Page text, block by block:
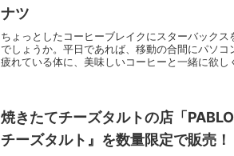
ナツ
ちょっとしたコーヒーブレイクにスターバック
でしょうか。平日であれば、移動の合間にパソコ
疲れている体に、美味しいコーヒーと一緒に欲
焼きたてチーズタルトの店「
チーズタルト』を数量限定で販売！